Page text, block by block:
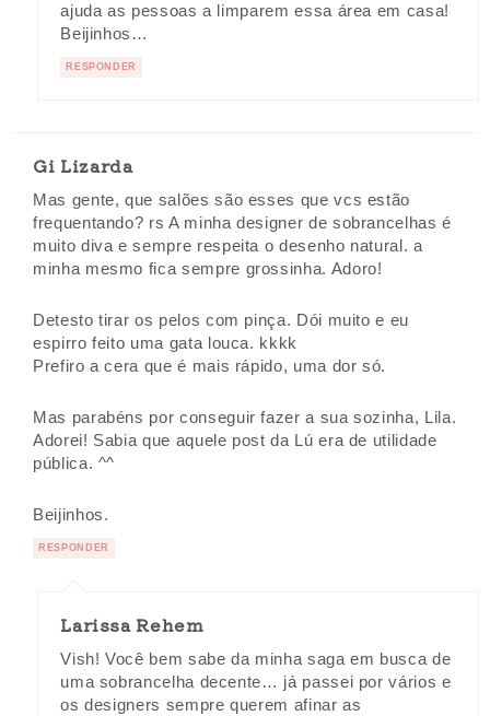
ajuda as pessoas a limparem essa área em casa!
Beijinhos…
RESPONDER
Gi Lizarda
Mas gente, que salões são esses que vcs estão
frequentando? rs A minha designer de sobrancelhas é
muito diva e sempre respeita o desenho natural. a
minha mesmo fica sempre grossinha. Adoro!
Detesto tirar os pelos com pinça. Dói muito e eu
espirro feito uma gata louca. kkkk
Prefiro a cera que é mais rápido, uma dor só.
Mas parabéns por conseguir fazer a sua sozinha, Lila.
Adorei! Sabia que aquele post da Lú era de utilidade
pública. ^^
Beijinhos.
RESPONDER
Larissa Rehem
Vish! Você bem sabe da minha saga em busca de
uma sobrancelha decente… já passei por vários e
os designers sempre querem afinar as